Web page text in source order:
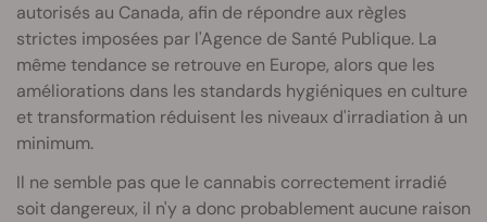
autorisés au Canada, afin de répondre aux règles
strictes imposées par l'Agence de Santé Publique. La
même tendance se retrouve en Europe, alors que les
améliorations dans les standards hygiéniques en culture
et transformation réduisent les niveaux d'irradiation à un
minimum.
Il ne semble pas que le cannabis correctement irradié
soit dangereux, il n'y a donc probablement aucune raison